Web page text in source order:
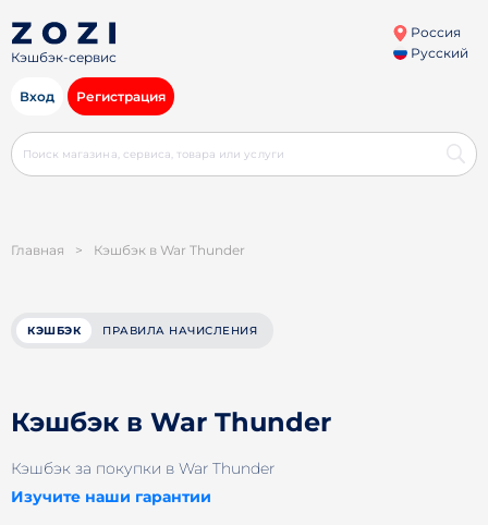
Кэшбэк-сервис
Россия
Русский
Вход Регистрация
Главная > Кэшбэк в War Thunder
КЭШБЭК ПРАВИЛА НАЧИСЛЕНИЯ
Кэшбэк в War Thunder
Кэшбэк за покупки в War Thunder
Изучите наши гарантии